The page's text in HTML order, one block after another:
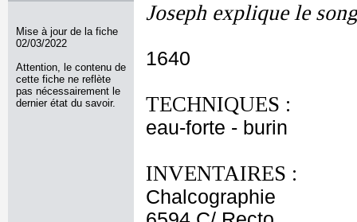
Mise à jour de la fiche
02/03/2022
Attention, le contenu de
cette fiche ne reflète
pas nécessairement le
dernier état du savoir.
Joseph explique le
1640
TECHNIQUES :
eau-forte - burin
INVENTAIRES :
Chalcographie